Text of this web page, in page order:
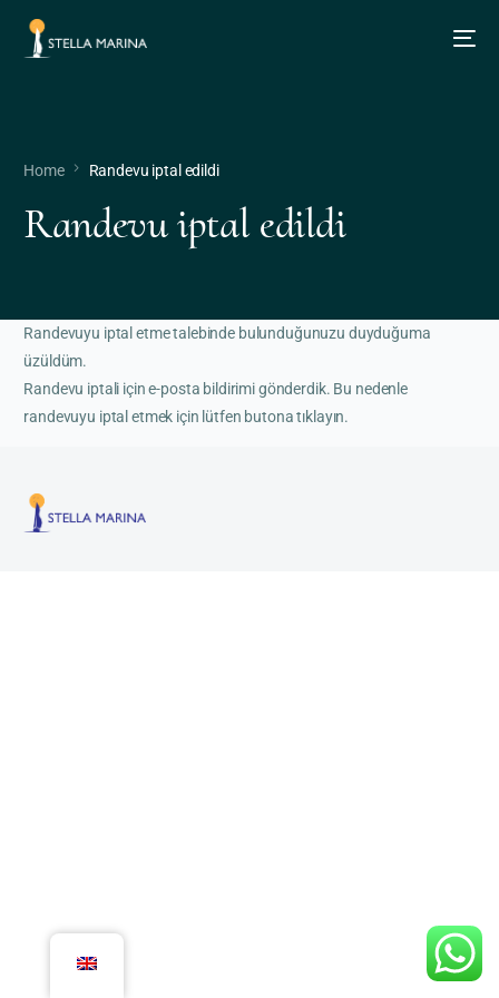
Home Randevu iptal edildi
Randevu iptal edildi
Randevuyu iptal etme talebinde bulunduğunuzu duyduğuma
üzüldüm.
Randevu iptali için e-posta bildirimi gönderdik. Bu nedenle
randevuyu iptal etmek için lütfen butona tıklayın.